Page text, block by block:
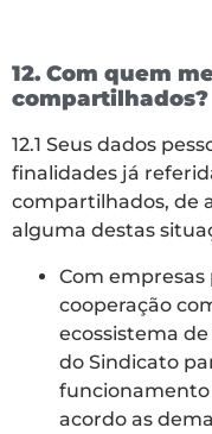
12. Com quem
compartilhados?
12.1 Seus dados
finalidades já
compartilhados, de
alguma destas
Com
cooperação
ecossistema
do Sindicato
funcionamento
acordo as